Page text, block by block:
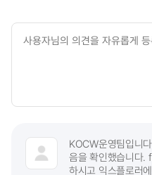
KOCW운영팀입니
음을 확인했습니다.
하시고 익스플로러